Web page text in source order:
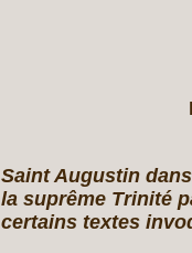
Saint Augustin
la suprême Trinité
certains textes